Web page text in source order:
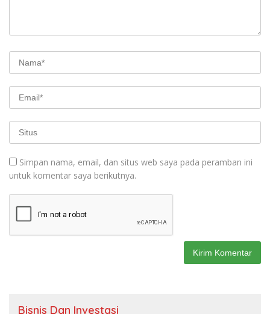
Simpan nama, email, dan situs web saya pada peramban ini
untuk komentar saya berikutnya.
Bisnis Dan Investasi